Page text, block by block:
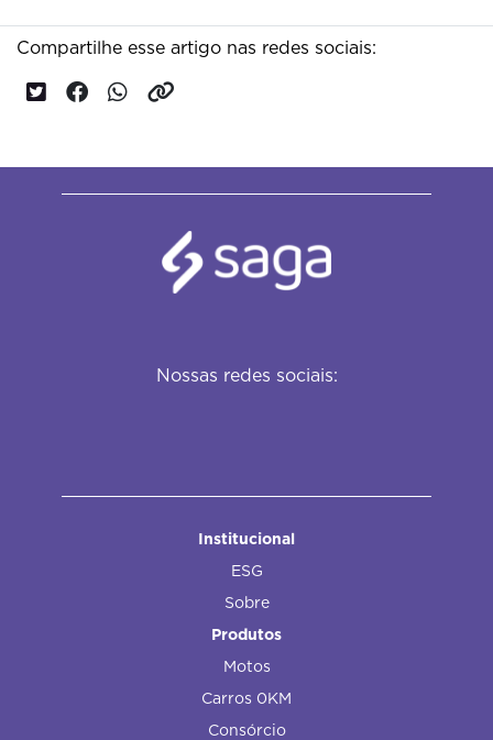
Compartilhe esse artigo nas redes sociais:
Nossas redes sociais:
Institucional
ESG
Sobre
Produtos
Motos
Carros 0KM
Consórcio